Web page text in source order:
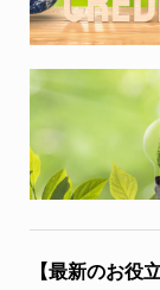
【最新のお役